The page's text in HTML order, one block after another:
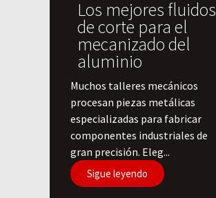
Los mejores fluidos
de corte para el
mecanizado del
aluminio
​Muchos talleres mecánicos
procesan piezas metálicas
especializadas para fabricar
componentes industriales de
gran precisión. Eleg...
Sigue leyendo